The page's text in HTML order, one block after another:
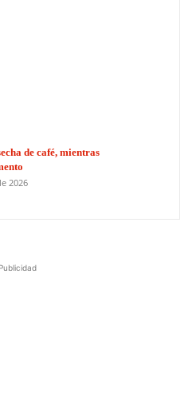
de café, mientras
2026
Publicidad